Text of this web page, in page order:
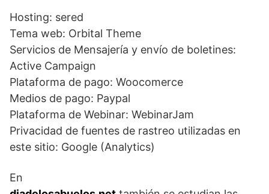
Hosting: sered
Tema web: Orbital Theme
Servicios de Mensajería y envío de boletines:
Active Campaign
Plataforma de pago: Woocomerce
Medios de pago: Paypal
Plataforma de Webinar: WebinarJam
Privacidad de fuentes de rastreo utilizadas en
este sitio: Google (Analytics)
En